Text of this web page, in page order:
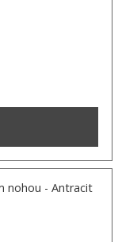
nohou - Antracit